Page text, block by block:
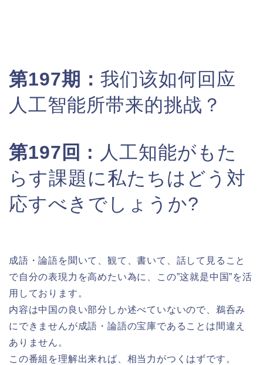
第197期： 我们该如何回应
人工智能所带来的挑战？
第197回 : 人工知能がもた
らす課題に私たちはどう対
応すべきでしょうか?
成語・論語を聞いて、観て、書いて、話して見ること
で自分の表現力を高めたい為に、この”这就是中国”を活
用しております。
内容は中国の良い部分しか述べていないので、鵜呑み
にできませんが成語・論語の宝庫であることは間違え
ありません。
この番組を理解出来れば、相当力がつくはずです。